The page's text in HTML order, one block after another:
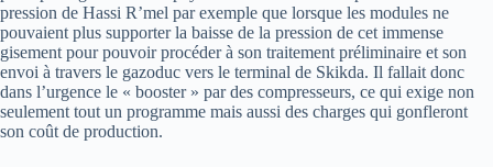
pression de Hassi R’mel par exemple que lorsque les modules ne
pouvaient plus supporter la baisse de la pression de cet immense
gisement pour pouvoir procéder à son traitement préliminaire et son
envoi à travers le gazoduc vers le terminal de Skikda. Il fallait donc
dans l’urgence le « booster » par des compresseurs, ce qui exige non
seulement tout un programme mais aussi des charges qui gonfleront
son coût de production.